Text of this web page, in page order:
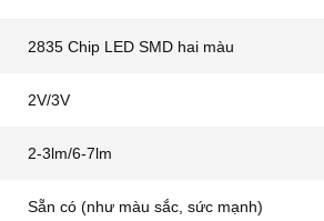
2835 Chip LED SMD hai màu
2V/3V
2-3lm/6-7lm
Sẵn có (như màu sắc, sức mạnh)